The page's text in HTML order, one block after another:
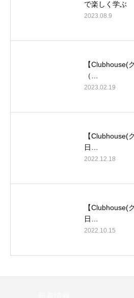
で楽しく学ぶ
2023.08.9
【Clubhouse(
（…
2023.02.19
【Clubhouse(
日…
2022.12.18
【Clubhouse(
日…
2022.10.15